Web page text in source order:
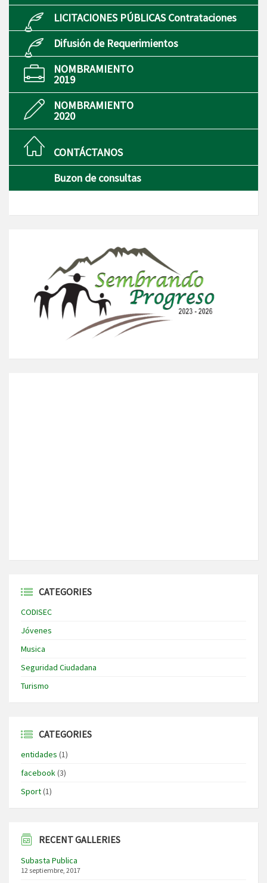
LICITACIONES PÚBLICAS Contrataciones
Difusión de Requerimientos
NOMBRAMIENTO
2019
NOMBRAMIENTO
2020
CONTÁCTANOS
Buzon de consultas
CATEGORIES
CODISEC
Jóvenes
Musica
Seguridad Ciudadana
Turismo
CATEGORIES
entidades (1)
facebook(3)
Sport(1)
RECENT GALLERIES
Subasta Publica
12 septiembre, 2017